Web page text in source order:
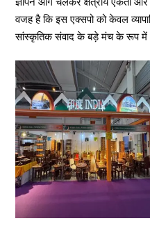
वजह है कि इस एक्सपो को केवल
सांस्कृतिक संवाद के बड़े मंच के रूप में